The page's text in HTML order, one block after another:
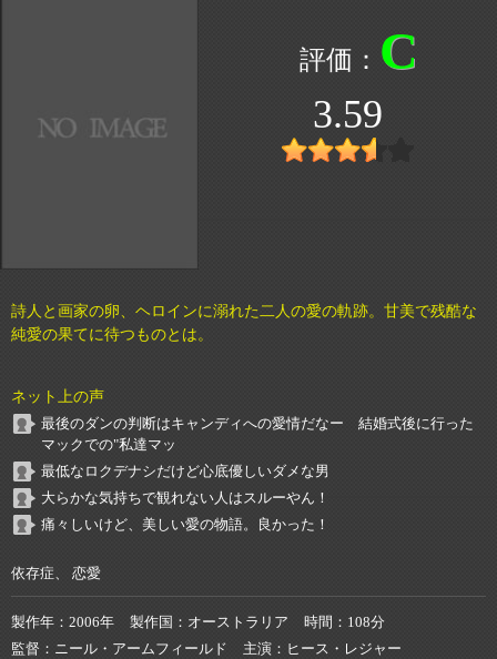
C
3.59
詩人と画家の卵、ヘロインに溺れた二人の愛の軌跡。甘美で残酷な
純愛の果てに待つものとは。
ネット上の声
最後のダンの判断はキャンディへの愛情だなー 結婚式後に行った
マックでの"私達マッ
最低なロクデナシだけど心底優しいダメな男
大らかな気持ちで観れない人はスルーやん！
痛々しいけど、美しい愛の物語。良かった！
依存症、 恋愛
製作年 2006年 製作国 オーストラリア 時間
108分
監督
ニール・アームフィールド 主演 ヒース・レジャー